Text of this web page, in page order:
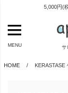
5,000円(
サ
MENU
HOME KERASTASE